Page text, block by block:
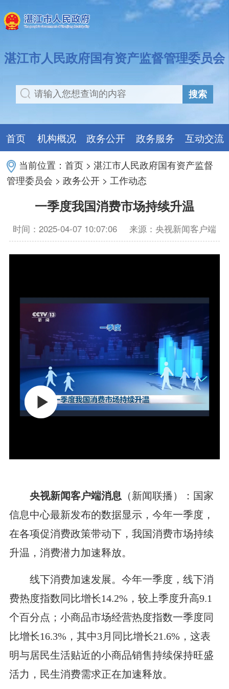
湛江市人民政府国有资产监督管理委员会
搜索
首页 机构概况 政务公开 政务服务 互动交流
当前位置：首页 >湛江市人民政府国有资产监督
管理委员会 >政务公开 > 工作动态
一季度我国消费市场持续升温
时间：2025-04-07 10:07:06 来源：央视新闻客户端
央视新闻客户端消息 （新闻联播）：国家
信息中心最新发布的数据显示，今年一季度，
在各项促消费政策带动下，我国消费市场持续
升温，消费潜力加速释放。
线下消费加速发展。今年一季度，线下消
费热度指数同比增长14.2%，较上季度升高9.1
个百分点；小商品市场经营热度指数一季度同
比增长16.3%，其中3月同比增长21.6%，这表
明与居民生活贴近的小商品销售持续保持旺盛
活力，民生消费需求正在加速释放。